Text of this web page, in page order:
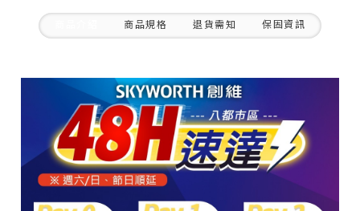
商品規格 退貨需知 保固資訊